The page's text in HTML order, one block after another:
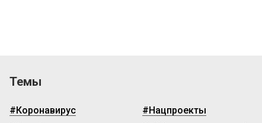
Темы
#Коронавирус
#Нацпроекты